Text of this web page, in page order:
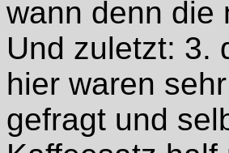
wann denn die
Und zuletzt: 3.
hier waren
gefragt und